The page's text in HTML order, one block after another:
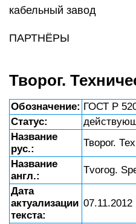
кабельный завод
ПАРТНЁРЫ
Творог.
Обозначение: ГОСТ Р
Статус:
Название
рус.:
Творог.
Название
англ.:
Tvorog.
Дата
актуализации
текста:
07.11.2012